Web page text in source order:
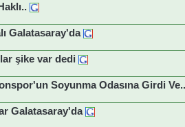
Galatasaray'da
şike var dedi
Soyunma Odasına Girdi
Galatasaray'da